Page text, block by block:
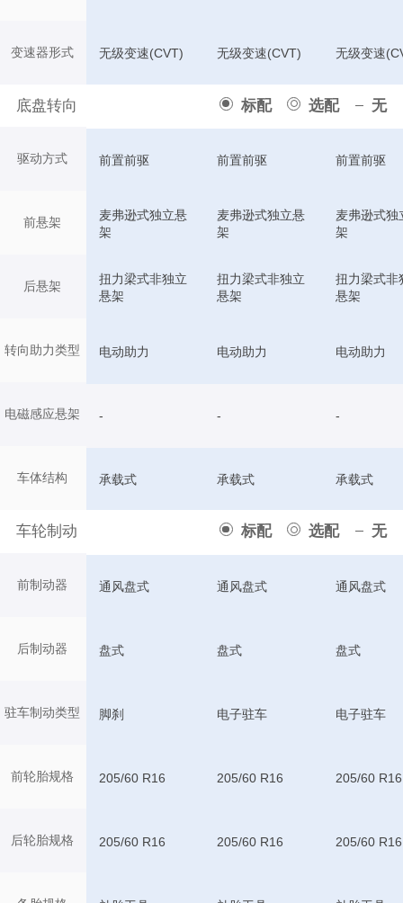
变速器形式
底盘转向 标配 选配 无
驱动方式
前悬架
后悬架
转向助力类型
电磁感应悬架
车体结构
车轮制动 标配 选配 无
前制动器
后制动器
驻车制动类型
前轮胎规格
后轮胎规格
无级变速(CVT) 无级变速(CVT) 无级变速
前置前驱 前置前驱 前置前驱
麦弗逊式独立悬
架
麦弗逊式独立悬
架
麦弗逊式独
架
扭力梁式非独立
悬架
扭力梁式非独立
悬架
扭力梁式非
悬架
电动助力 电动助力 电动助力
- - -
承载式 承载式 承载式
通风盘式 通风盘式 通风盘式
盘式 盘式 盘式
脚刹 电子驻车 电子驻车
205/60 R16 205/60 R16 205/60 R16
205/60 R16 205/60 R16 205/60 R16